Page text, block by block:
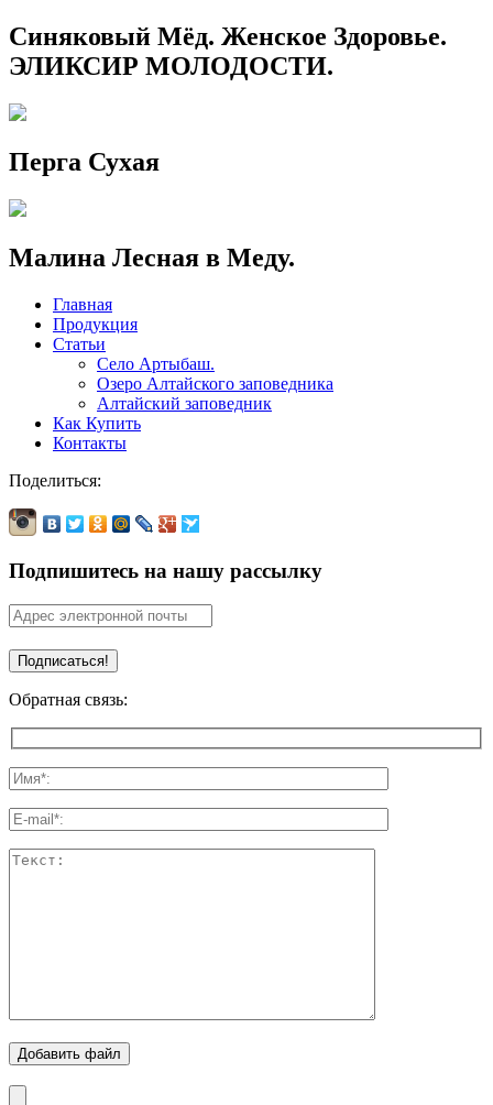
Синяковый Мёд. Женское Здоровье.
ЭЛИКСИР МОЛОДОСТИ.
Перга Сухая
Малина Лесная в Меду.
Главная
Продукция
Статьи
Село Артыбаш.
Озеро Алтайского заповедника
Алтайский заповедник
Как Купить
Контакты
Поделиться:
Подпишитесь на нашу рассылку
Обратная связь:
Добавить файл